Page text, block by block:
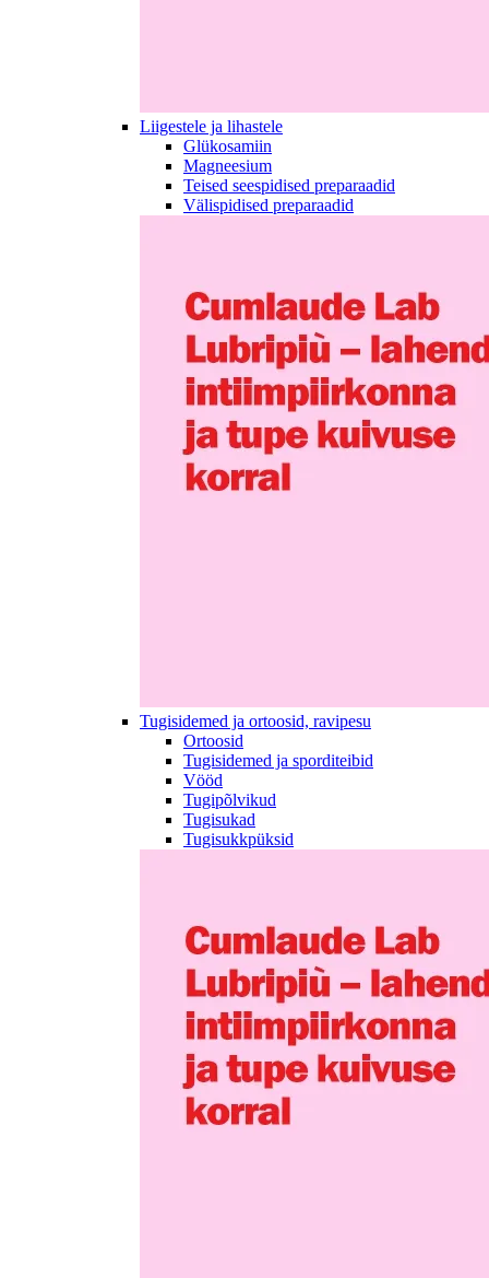
Liigestele ja lihastele
Glükosamiin
Magneesium
Teised seespidised preparaadid
Välispidised preparaadid
Tugisidemed ja ortoosid, ravipesu
Ortoosid
Tugisidemed ja sporditeibid
Vööd
Tugipõlvikud
Tugisukad
Tugisukkpüksid